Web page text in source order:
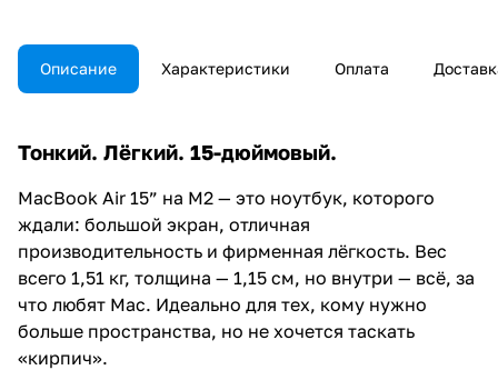
Описание Характеристики Оплата
Тонкий. Лёгкий. 15-дюймовый.
MacBook Air 15” на M2 — это ноутбук, которого
ждали: большой экран, отличная
производительность и фирменная лёгкость. Вес
всего 1,51 кг, толщина — 1,15 см, но внутри — всё, за
что любят Mac. Идеально для тех, кому нужно
больше пространства, но не хочется таскать
«кирпич».